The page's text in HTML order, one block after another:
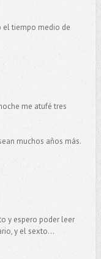
el tiempo medio de
me atufé tres
muchos años más.
y espero poder leer
y el sexto...